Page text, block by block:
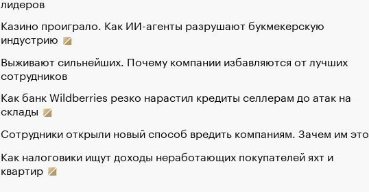
Казино проиграло. Как ИИ-агенты разрушают букмекерскую
индустрию
Выживают сильнейших. Почему компании избавляются от лучших
сотрудников
Как банк Wildberries резко нарастил кредиты селлерам до атак на
склады
Сотрудники открыли новый способ вредить компаниям. Зачем им это
Как налоговики ищут доходы неработающих покупателей яхт и
квартир